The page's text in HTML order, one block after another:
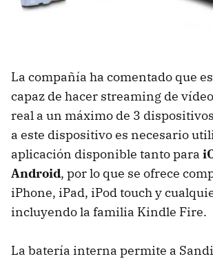
La compañía ha comentado que
capaz de hacer streaming de
real a un máximo de 3
a este dispositivo es necesario
aplicación disponible tanto para
Android, por lo que se ofrece
iPhone, iPad, iPod touch y
incluyendo la familia Kindle Fire.
La batería interna permite a